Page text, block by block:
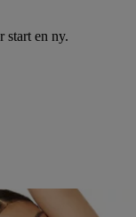
start en ny.